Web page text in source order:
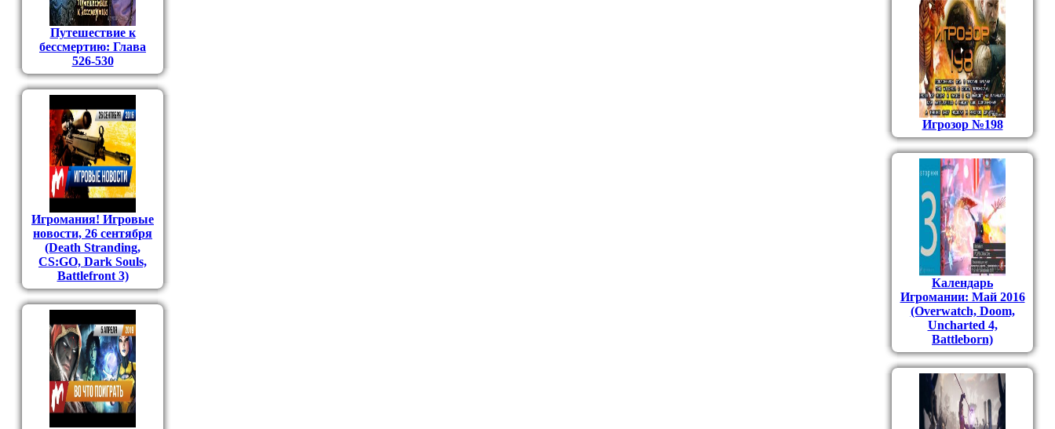
Путешествие к
бессмертию: Глава
526-530
Игромания! Игровые
новости, 26 сентября
(Death Stranding,
CS:GO, Dark Souls,
Battlefront 3)
Игрозор №198
Календарь
Игромании: Май 2016
(Overwatch, Doom,
Uncharted 4,
Battleborn)